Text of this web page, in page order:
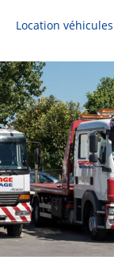
Location véhicules